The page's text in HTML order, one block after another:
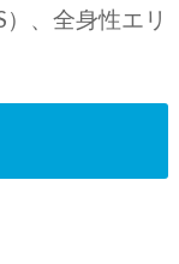
、全身性エリ